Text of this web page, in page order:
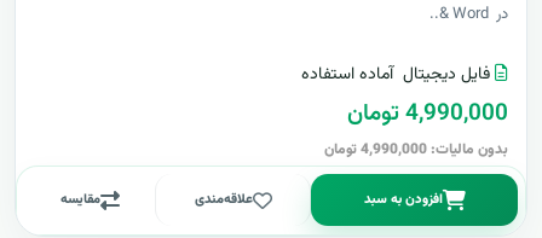
در Word &..
فایل دیجیتال آماده استفاده
4,990,000 تومان
بدون مالیات: 4,990,000 تومان
افزودن به سبد علاقه‌مندی مقایسه